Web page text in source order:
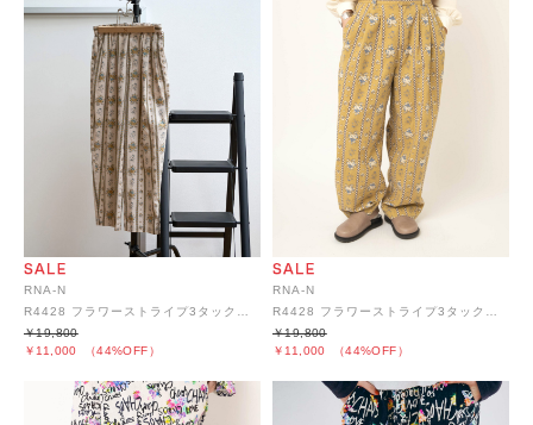
RNA-N
￥11,000 （44%OFF）
￥19,800
RNA-N
￥11,000 （44%OFF）
￥19,800